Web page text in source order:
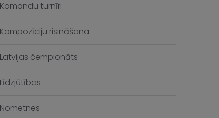
Komandu turnīri
Kompozīciju risināšana
Latvijas čempionāts
Līdzjūtības
Nometnes